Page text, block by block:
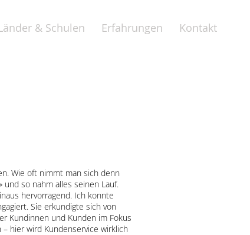
& Schulen Erfahrungen Kontakt
Wie oft nimmt man sich denn
und so nahm alles seinen Lauf.
hervorragend. Ich konnte
Sie erkundigte sich von
Kundinnen und Kunden im Fokus
hier wird Kundenservice wirklich